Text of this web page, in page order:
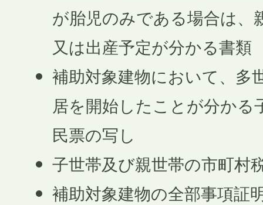
が胎児のみである場合は、
又は出産予定が分かる書類
補助対象建物において、多
居を開始したことが分かる
民票の写し
子世帯及び親世帯の市町村
補助対象建物の全部事項証